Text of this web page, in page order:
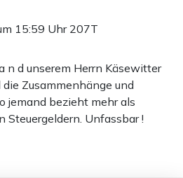
15:59 Uhr 207T
n d unserem Herrn Käsewitter
Zusammenhänge und
jemand bezieht mehr als
Steuergeldern. Unfassbar !